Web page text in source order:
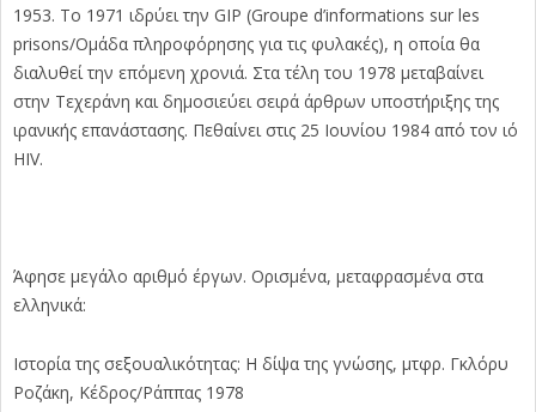
1953. Το 1971 ιδρύει την GIP (Groupe d’informations sur les
prisons/Ομάδα πληροφόρησης για τις φυλακές), η οποία θα
διαλυθεί την επόμενη χρονιά. Στα τέλη του 1978 μεταβαίνει
στην Τεχεράνη και δημοσιεύει σειρά άρθρων υποστήριξης της
ιρανικής επανάστασης. Πεθαίνει στις 25 Ιουνίου 1984 από τον ιό
HIV.
Άφησε μεγάλο αριθμό έργων. Ορισμένα, μεταφρασμένα στα
ελληνικά:
Ιστορία της σεξουαλικότητας: Η δίψα της γνώσης, μτφρ. Γκλόρυ
Ροζάκη, Κέδρος/Ράππας 1978